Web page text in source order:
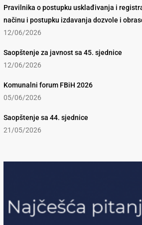
Pravilnika o postupku usklađivanja i
načinu i postupku izdavanja dozvole i
12/06/2026
Saopštenje za javnost sa 45. sjednice
12/06/2026
Komunalni forum FBiH 2026
05/06/2026
Saopštenje sa 44. sjednice
21/05/2026